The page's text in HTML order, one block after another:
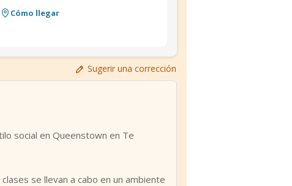
Cómo llegar
Sugerir una corrección
social en Queenstown en Te
se llevan a cabo en un ambiente